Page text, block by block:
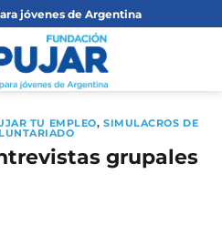
jóvenes de Argentina
TU EMPLEO, SIMULACROS DE
grupales